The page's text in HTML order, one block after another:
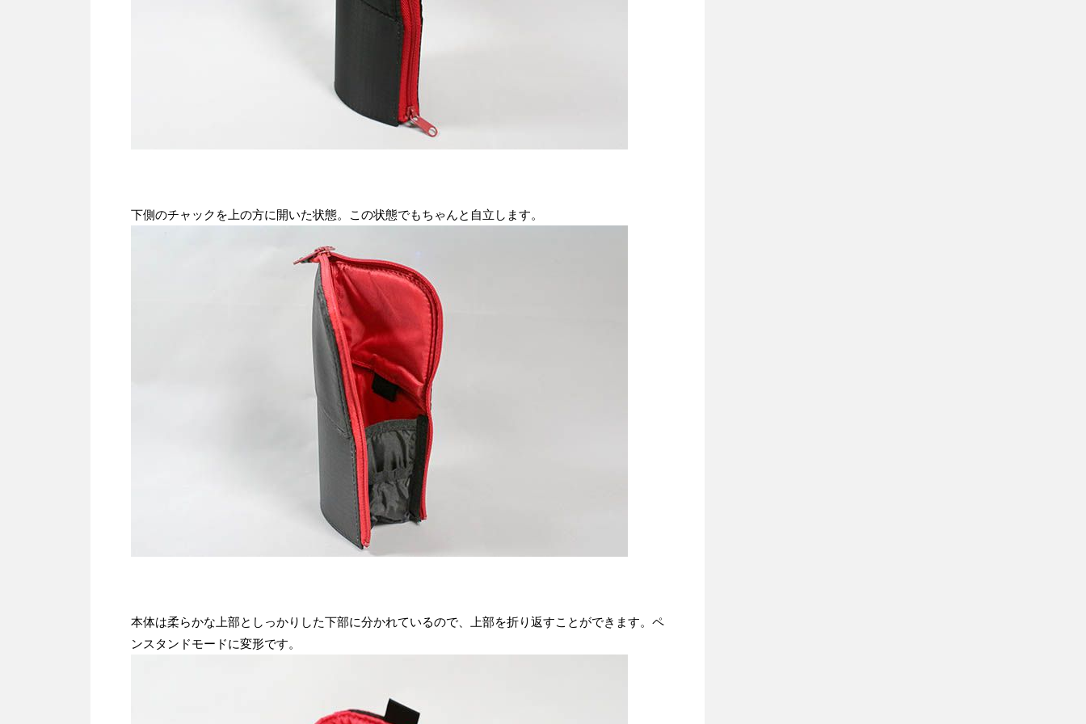
下側のチャックを上の方に開いた状態。この状態でもちゃんと自立します。
本体は柔らかな上部としっかりした下部に分かれているので、上部を折り返すことができます。ペ
ンスタンドモードに変形です。